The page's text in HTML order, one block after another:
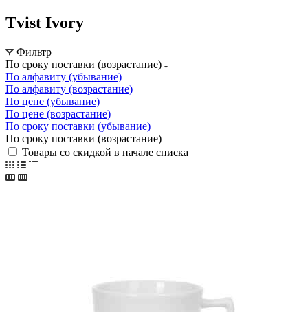
Tvist Ivory
Фильтр
По сроку поставки (возрастание)
По алфавиту (убывание)
По алфавиту (возрастание)
По цене (убывание)
По цене (возрастание)
По сроку поставки (убывание)
По сроку поставки (возрастание)
Товары со скидкой в начале списка